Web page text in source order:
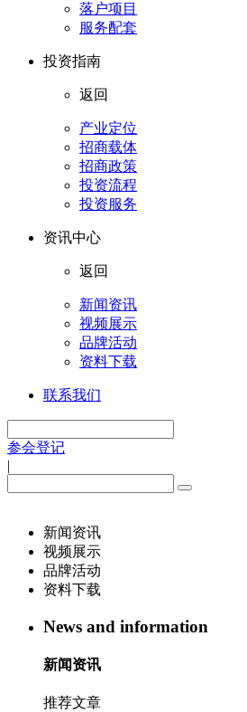
落户项目
服务配套
投资指南
返回
产业定位
招商载体
招商政策
投资流程
投资服务
资讯中心
返回
新闻资讯
视频展示
品牌活动
资料下载
联系我们
参会登记
|
新闻资讯
视频展示
品牌活动
资料下载
News and information
新闻资讯
推荐文章